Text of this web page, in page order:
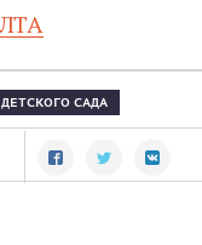
САДА